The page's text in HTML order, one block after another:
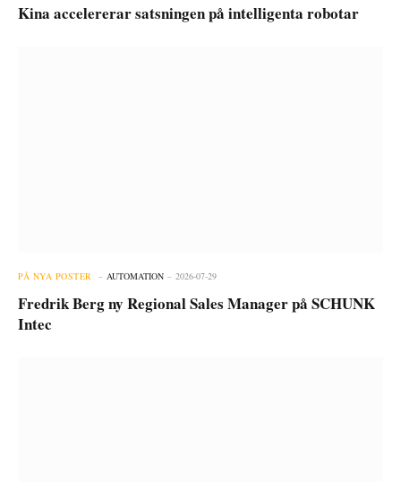
Kina accelererar satsningen på intelligenta robotar
PÅ NYA POSTER AUTOMATION 2026-07-29
Fredrik Berg ny Regional Sales Manager på SCHUNK
Intec